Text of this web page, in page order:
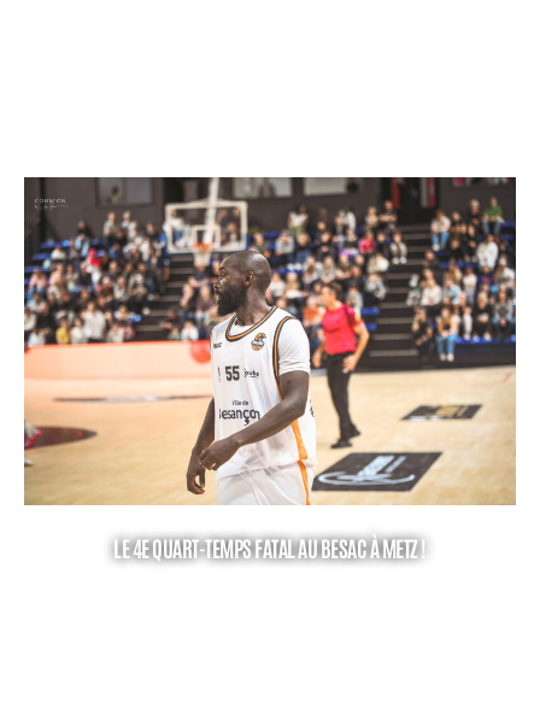
LE 4E QUART-TEMPS FATAL AU BESAC À METZ !